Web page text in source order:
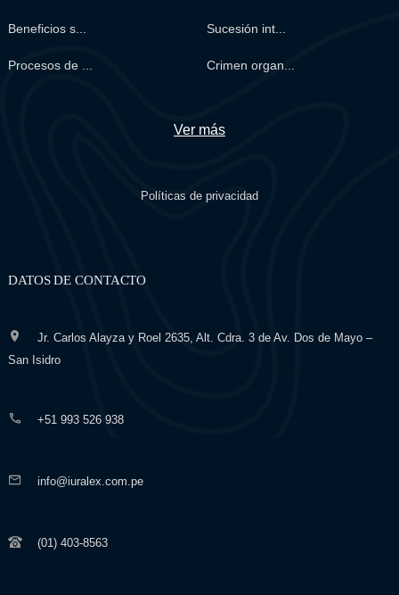
Beneficios s... Sucesión int...
Procesos de ... Crimen organ...
Ver más
Políticas de privacidad
DATOS DE CONTACTO
Jr. Carlos Alayza y Roel 2635, Alt. Cdra. 3 de Av. Dos de Mayo –
San Isidro
+51 993 526 938
info@iuralex.com.pe
(01) 403-8563